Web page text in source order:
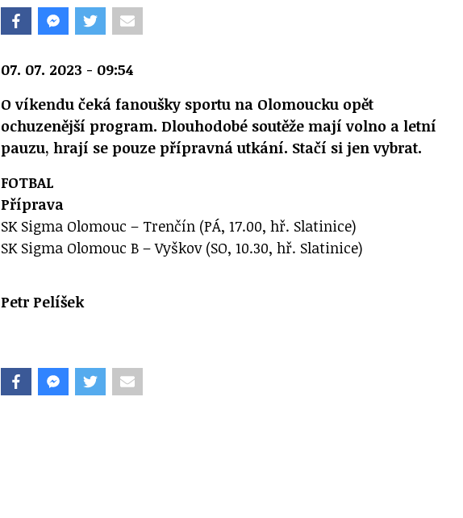
07. 07. 2023 - 09:54
O víkendu čeká fanoušky sportu na Olomoucku opět
ochuzenější program. Dlouhodobé soutěže mají volno a letní
pauzu, hrají se pouze přípravná utkání. Stačí si jen vybrat.
FOTBAL
Příprava
SK Sigma Olomouc – Trenčín (PÁ, 17.00, hř. Slatinice)
SK Sigma Olomouc B – Vyškov (SO, 10.30, hř. Slatinice)
Petr Pelíšek